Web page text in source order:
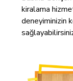
kiralama
deneyiminizin